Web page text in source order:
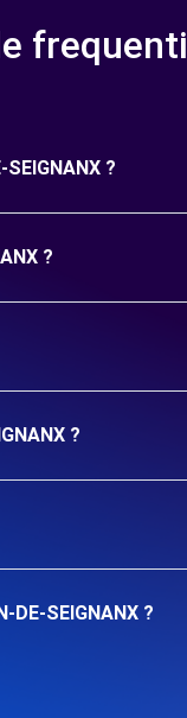
frequenti
?
?
?
SEIGNANX ?